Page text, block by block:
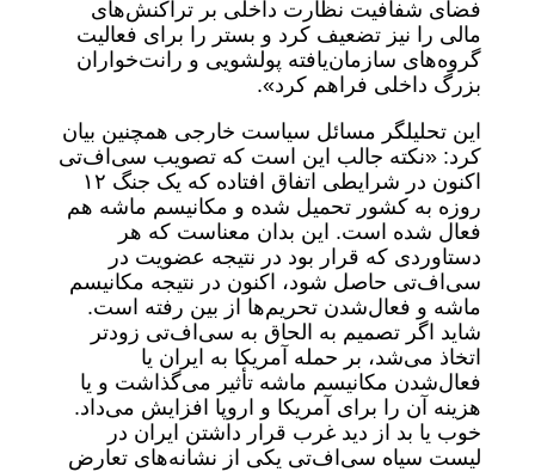
فضای شفافیت نظارت داخلی بر تراکنش‌های
مالی را نیز تضعیف کرد و بستر را برای فعالیت
گروه‌های سازمان‌یافته پولشویی و رانت‌خواران
بزرگ داخلی فراهم کرد».
این تحلیلگر مسائل سیاست خارجی همچنین بیان
کرد: «نکته جالب این است که تصویب سی‌اف‌تی
اکنون در شرایطی اتفاق افتاده که یک جنگ ۱۲
روزه به کشور تحمیل شده و مکانیسم ماشه هم
فعال شده است. این بدان معناست که هر
دستاوردی که قرار بود در نتیجه عضویت در
سی‌اف‌تی حاصل شود، اکنون در نتیجه مکانیسم
ماشه و فعال‌شدن تحریم‌ها از بین رفته است.
شاید اگر تصمیم به الحاق به سی‌اف‌تی زودتر
اتخاذ می‌شد، بر حمله آمریکا به ایران یا
فعال‌شدن مکانیسم ماشه تأثیر می‌گذاشت و یا
هزینه آن را برای آمریکا و اروپا افزایش می‌داد.
خوب یا بد از دید غرب قرار داشتن ایران در
لیست سیاه سی‌اف‌تی یکی از نشانه‌های تعارض